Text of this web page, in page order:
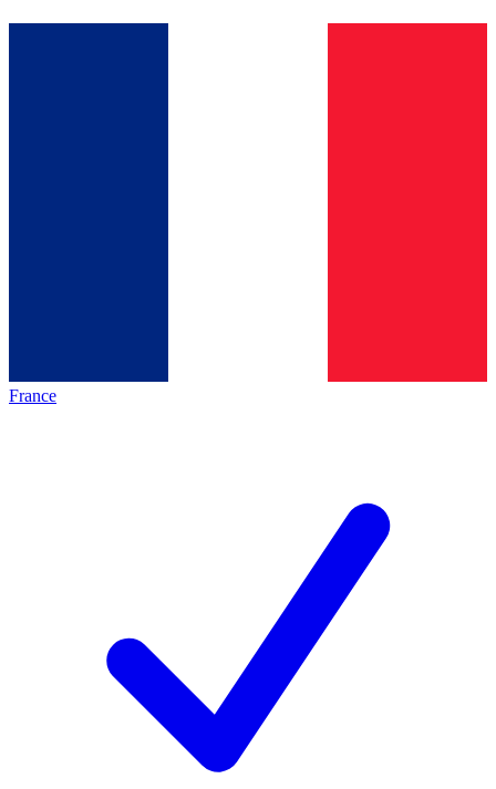
France